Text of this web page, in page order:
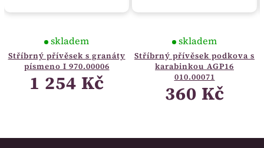
Stříbrný přívěsek s granáty
písmeno I 970.00006
skladem
1 254 Kč
Stříbrný přívěsek podkova s
karabinkou AGP16
010.00071
skladem
360 Kč